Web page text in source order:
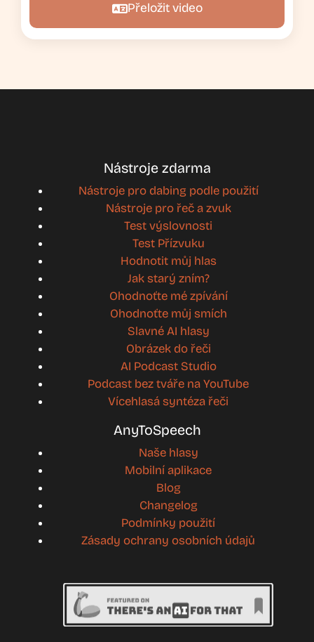
Přeložit video
Nástroje zdarma
Nástroje pro dabing podle použití
Nástroje pro řeč a zvuk
Test výslovnosti
Test Přízvuku
Hodnotit můj hlas
Jak starý zním?
Ohodnoťte mé zpívání
Ohodnoťte můj smích
Slavné AI hlasy
Obrázek do řeči
AI Podcast Studio
Podcast bez tváře na YouTube
Vícehlasá syntéza řeči
AnyToSpeech
Naše hlasy
Mobilní aplikace
Blog
Changelog
Podmínky použití
Zásady ochrany osobních údajů